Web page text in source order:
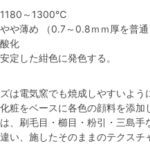
1180～1300℃
や薄め （0.7～0.8ｍｍ厚を普通
化
定した紺色に発色する。
は電気窯でも焼成しやすいよ
粧をベースに各色の顔料を添加
、刷毛目・櫛目・粉引・三島手
い、施したそのままのテクスチ